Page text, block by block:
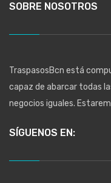
SOBRE NOSOTROS
TraspasosBcn está
capaz de abarcar todas
negocios iguales.
SÍGUENOS EN: